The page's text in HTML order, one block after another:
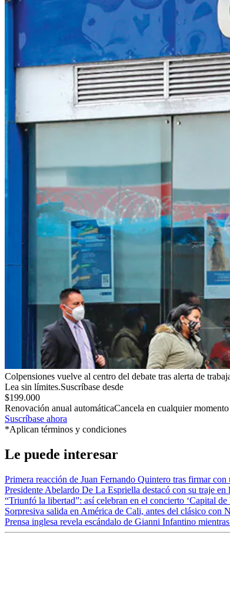
Colpensiones vuelve al centro del debate tras alerta de
Lea sin límites.Suscríbase desde
$199.000
Renovación anual automáticaCancela en cualquier momento
Suscríbase ahora
*Aplican términos y condiciones
Le puede interesar
Primera reacción de Juan Fernando Quintero tras firmar
Presidente Abelardo De La Espriella destacó con su traje
“Triunfó la libertad”: así celebran en el concierto ‘Capital
Sorpresiva salida en América de Cali, antes del clásico con
Prensa inglesa revela escándalo de Gianni Infantino